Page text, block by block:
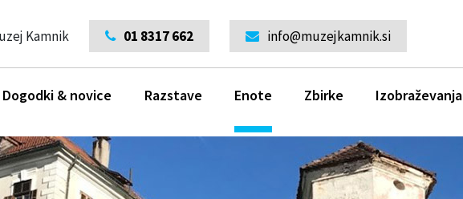
Kamnik 01 8317 662 info@muzejkamnik.si
Dogodki & novice Razstave Enote Zbirke Izobraževanja